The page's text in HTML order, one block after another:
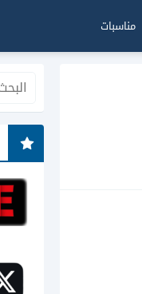
مناسبات